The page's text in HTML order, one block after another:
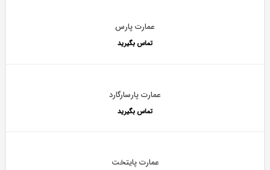
عمارت پارس
تماس بگیرید
عمارت پارسارگارد
تماس بگیرید
عمارت پایتخت